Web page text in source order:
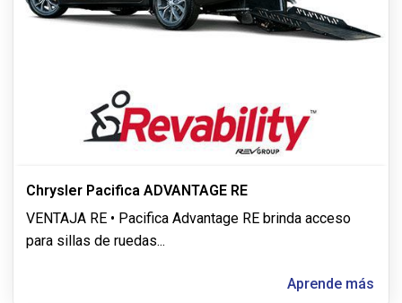
Chrysler Pacifica ADVANTAGE RE
VENTAJA RE • Pacifica Advantage RE brinda acceso
para sillas de ruedas...
Aprende más